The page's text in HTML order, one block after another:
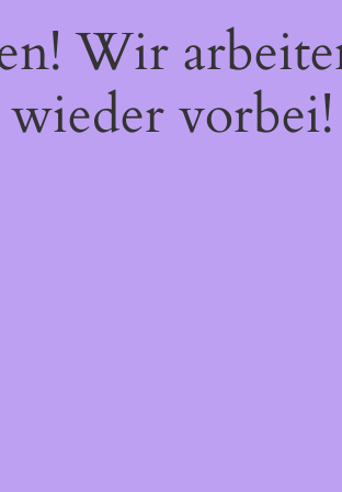
Wir
vorbei!